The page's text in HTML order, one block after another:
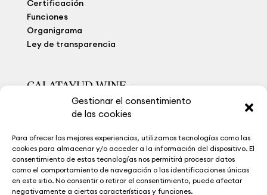
Gestionar el consentimiento
de las cookies
Para ofrecer las mejores experiencias, utilizamos tecnologías como las
cookies para almacenar y/o acceder a la información del dispositivo. El
consentimiento de estas tecnologías nos permitirá procesar datos
como el comportamiento de navegación o las identificaciones únicas
en este sitio. No consentir o retirar el consentimiento, puede afectar
negativamente a ciertas características y funciones.
Certificación
Funciones
Organigrama
Ley de transparencia
CALATAYUD WINE
Viñedo Extremo
La Ruta del Vino
Museo del Vino
Noticias
Contacto